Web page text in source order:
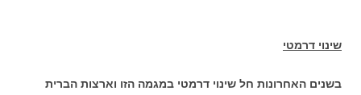
שינוי דרמטי
בשנים האחרונות חל שינוי דרמטי במגמה הזו וארצות הברית